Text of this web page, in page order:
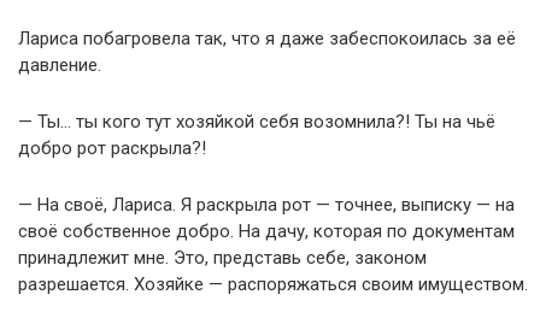
Лариса побагровела так, что я даже забеспокоилась за её
давление.
— Ты… ты кого тут хозяйкой себя возомнила?! Ты на чьё
добро рот раскрыла?!
— На своё, Лариса. Я раскрыла рот — точнее, выписку — на
своё собственное добро. На дачу, которая по документам
принадлежит мне. Это, представь себе, законом
разрешается. Хозяйке — распоряжаться своим имуществом.